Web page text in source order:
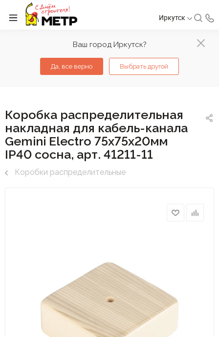
Ваш город Иркутск?
Да, все верно Выбрать другой
Иркутск
Коробка распределительная
накладная для кабель-канала
Gemini Electro 75х75х20мм
IP40 сосна, арт. 41211-11
Коробки распределительные